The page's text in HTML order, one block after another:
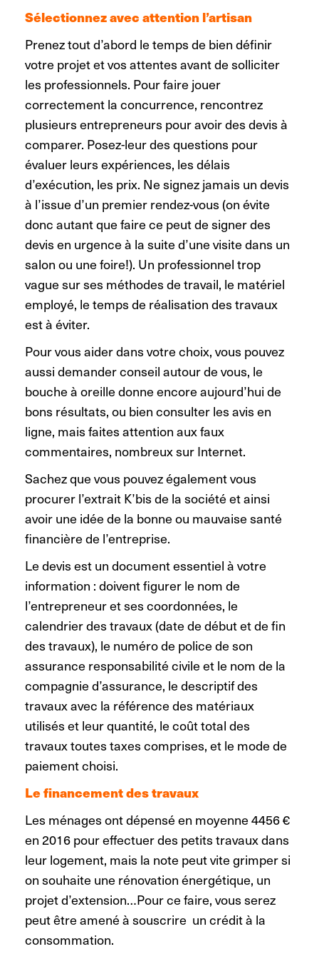
Sélectionnez avec attention l’artisan
Prenez tout d’abord le temps de bien définir
votre projet et vos attentes avant de solliciter
les professionnels. Pour faire jouer
correctement la concurrence, rencontrez
plusieurs entrepreneurs pour avoir des devis à
comparer. Posez-leur des questions pour
évaluer leurs expériences, les délais
d’exécution, les prix. Ne signez jamais un devis
à l’issue d’un premier rendez-vous (on évite
donc autant que faire ce peut de signer des
devis en urgence à la suite d’une visite dans un
salon ou une foire!). Un professionnel trop
vague sur ses méthodes de travail, le matériel
employé, le temps de réalisation des travaux
est à éviter.
Pour vous aider dans votre choix, vous pouvez
aussi demander conseil autour de vous, le
bouche à oreille donne encore aujourd’hui de
bons résultats, ou bien consulter les avis en
ligne, mais faites attention aux faux
commentaires, nombreux sur Internet.
Sachez que vous pouvez également vous
procurer l’extrait K’bis de la société et ainsi
avoir une idée de la bonne ou mauvaise santé
financière de l’entreprise.
Le devis est un document essentiel à votre
information : doivent figurer le nom de
l’entrepreneur et ses coordonnées, le
calendrier des travaux (date de début et de fin
des travaux), le numéro de police de son
assurance responsabilité civile et le nom de la
compagnie d’assurance, le descriptif des
travaux avec la référence des matériaux
utilisés et leur quantité, le coût total des
travaux toutes taxes comprises, et le mode de
paiement choisi.
Le financement des travaux
Les ménages ont dépensé en moyenne 4456 €
en 2016 pour effectuer des petits travaux dans
leur logement, mais la note peut vite grimper si
on souhaite une rénovation énergétique, un
projet d’extension…Pour ce faire, vous serez
peut être amené à souscrire un crédit à la
consommation.